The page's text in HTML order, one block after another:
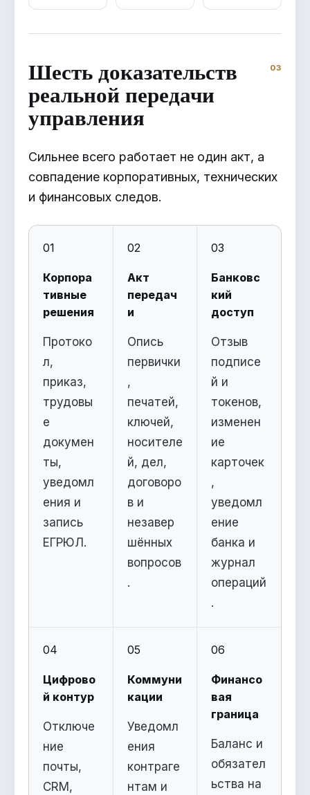
Шесть доказательств
реальной передачи
управления
Сильнее всего работает не один акт, а
совпадение корпоративных, технических
и финансовых следов.
01
Корпора
тивные
решения
Протоко
л,
приказ,
трудовы
е
докумен
ты,
уведомл
ения и
запись
ЕГРЮЛ.
02
Акт
передач
и
Опись
первички
,
печатей,
ключей,
носителе
й, дел,
договоро
в и
незавер
шённых
вопросов
.
03
Банковс
кий
доступ
Отзыв
подписе
й и
токенов,
изменен
ие
карточек
,
уведомл
ение
банка и
журнал
операций
.
04
Цифрово
й контур
Отключе
ние
почты,
CRM,
05
Коммуни
кации
Уведомл
ения
контраге
нтам и
06
Финансо
вая
граница
Баланс и
обязател
ьства на